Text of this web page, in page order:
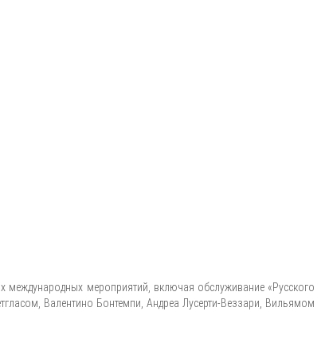
мероприятий, включая обслуживание «Русского
Валентино Бонтемпи, Андреа Лусерти-Веззари, Вильямом